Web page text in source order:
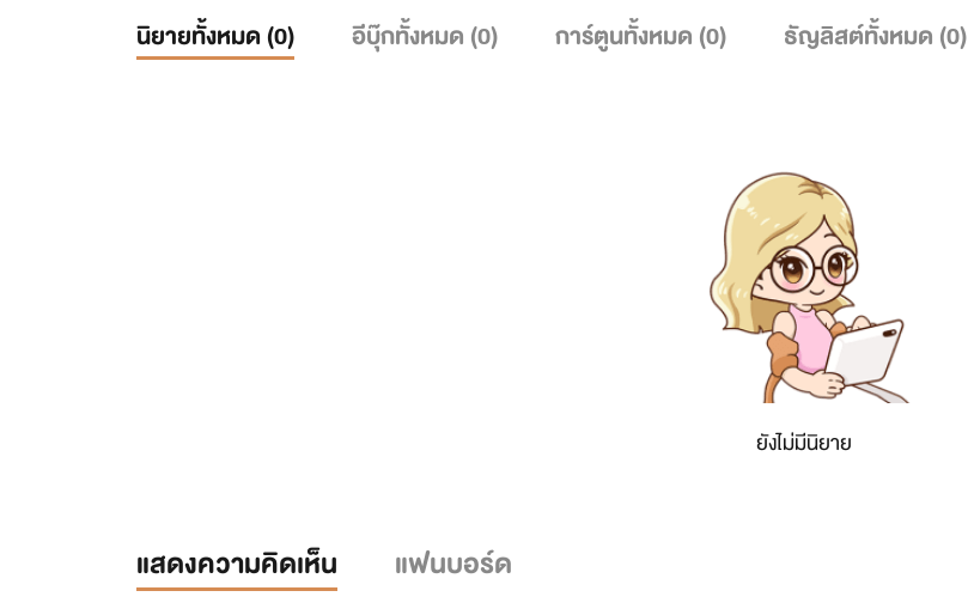
นิยายทั้งหมด (0) อีบุ๊กทั้งหมด (0) การ์ตูนทั้งหมด (0) ธัญลิสต์ทั้งหมด (0)
ยังไม่มีนิยาย
แสดงความคิดเห็น แฟนบอร์ด